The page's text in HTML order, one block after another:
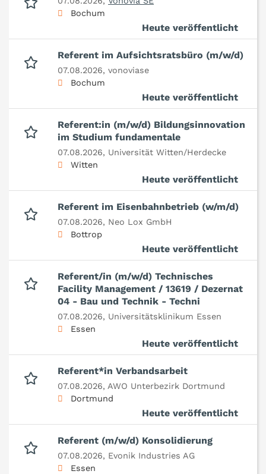
Bochum
Heute veröffentlicht
Referent im Aufsichtsratsbüro (m/w/d)
07.08.2026, vonoviase
Bochum
Heute veröffentlicht
Referent:in (m/w/d) Bildungsinnovation
im Studium fundamentale
07.08.2026, Universität Witten/Herdecke
Witten
Heute veröffentlicht
Referent im Eisenbahnbetrieb (w/m/d)
07.08.2026, Neo Lox GmbH
Bottrop
Heute veröffentlicht
Referent/in (m/w/d) Technisches
Facility Management / 13619 / Dezernat
04 - Bau und Technik - Techni
07.08.2026, Universitätsklinikum Essen
Essen
Heute veröffentlicht
Referent*in Verbandsarbeit
07.08.2026, AWO Unterbezirk Dortmund
Dortmund
Heute veröffentlicht
Referent (m/w/d) Konsolidierung
07.08.2026, Evonik Industries AG
Essen